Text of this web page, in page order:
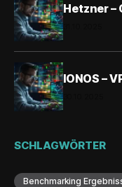
Hetzner –
IONOS –
SCHLAGWÖRTER
Benchmarking